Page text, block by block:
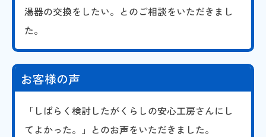
湯器の交換をしたい。とのご相談をいただきまし
た。
お客様の声
「しばらく検討したがくらしの安心工房さんにし
てよかった。」とのお声をいただきました。